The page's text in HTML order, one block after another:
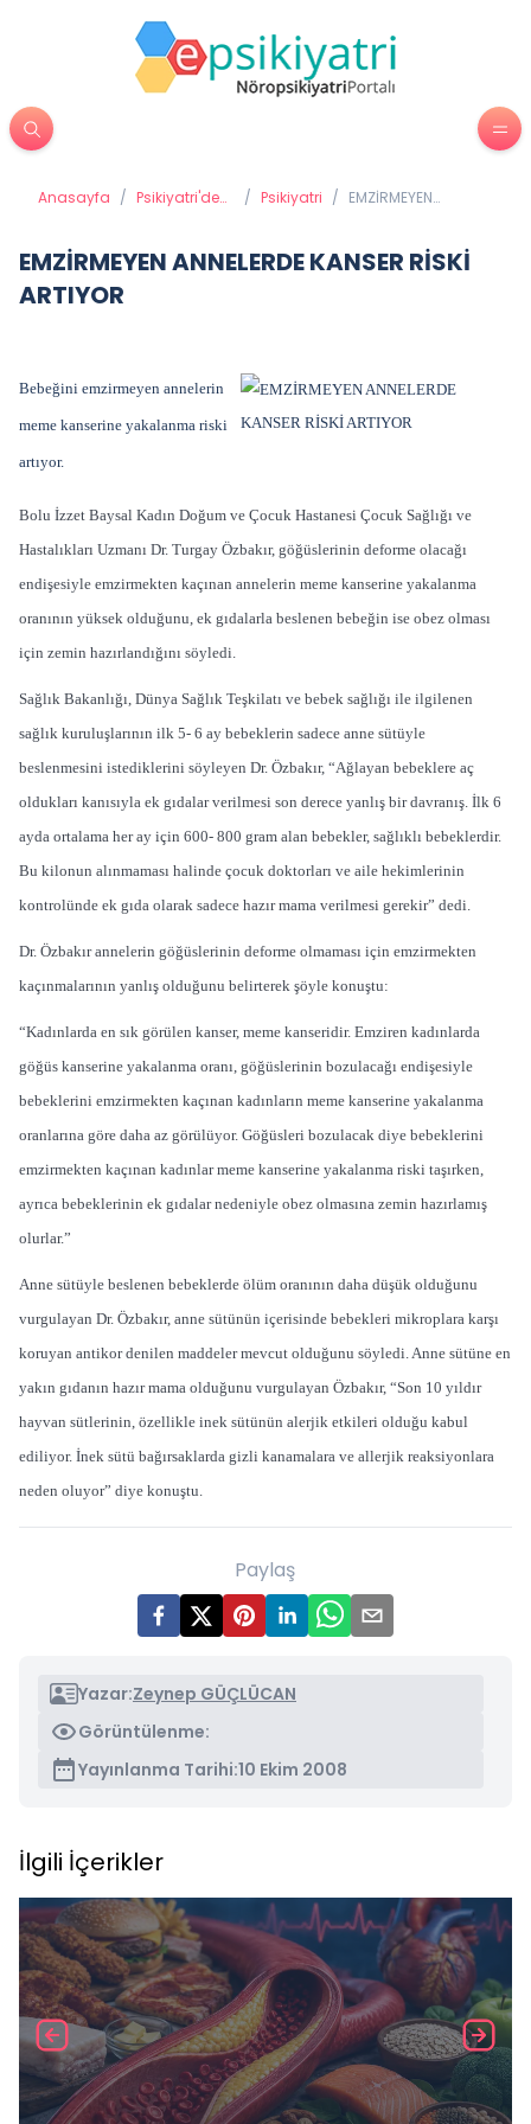
Anasayfa / Psikiyatri'de
/ Psikiyatri / EMZİRMEYEN
EMZİRMEYEN ANNELERDE KANSER RİSKİ
ARTIYOR
Bebeğini emzirmeyen annelerin
meme kanserine yakalanma riski
artıyor.
Bolu İzzet Baysal Kadın Doğum ve Çocuk Hastanesi Çocuk Sağlığı ve
Hastalıkları Uzmanı Dr. Turgay Özbakır, göğüslerinin deforme olacağı
endişesiyle emzirmekten kaçınan annelerin meme kanserine yakalanma
oranının yüksek olduğunu, ek gıdalarla beslenen bebeğin ise obez olması
için zemin hazırlandığını söyledi.
Sağlık Bakanlığı, Dünya Sağlık Teşkilatı ve bebek sağlığı ile ilgilenen
sağlık kuruluşlarının ilk 5- 6 ay bebeklerin sadece anne sütüyle
beslenmesini istediklerini söyleyen Dr. Özbakır, “Ağlayan bebeklere aç
oldukları kanısıyla ek gıdalar verilmesi son derece yanlış bir davranış. İlk 6
ayda ortalama her ay için 600- 800 gram alan bebekler, sağlıklı bebeklerdir.
Bu kilonun alınmaması halinde çocuk doktorları ve aile hekimlerinin
kontrolünde ek gıda olarak sadece hazır mama verilmesi gerekir” dedi.
Dr. Özbakır annelerin göğüslerinin deforme olmaması için emzirmekten
kaçınmalarının yanlış olduğunu belirterek şöyle konuştu:
“Kadınlarda en sık görülen kanser, meme kanseridir. Emziren kadınlarda
göğüs kanserine yakalanma oranı, göğüslerinin bozulacağı endişesiyle
bebeklerini emzirmekten kaçınan kadınların meme kanserine yakalanma
oranlarına göre daha az görülüyor. Göğüsleri bozulacak diye bebeklerini
emzirmekten kaçınan kadınlar meme kanserine yakalanma riski taşırken,
ayrıca bebeklerinin ek gıdalar nedeniyle obez olmasına zemin hazırlamış
olurlar.”
Anne sütüyle beslenen bebeklerde ölüm oranının daha düşük olduğunu
vurgulayan Dr. Özbakır, anne sütünün içerisinde bebekleri mikroplara karşı
koruyan antikor denilen maddeler mevcut olduğunu söyledi. Anne sütüne en
yakın gıdanın hazır mama olduğunu vurgulayan Özbakır, “Son 10 yıldır
hayvan sütlerinin, özellikle inek sütünün alerjik etkileri olduğu kabul
ediliyor. İnek sütü bağırsaklarda gizli kanamalara ve allerjik reaksiyonlara
neden oluyor” diye konuştu.
Paylaş
Yazar:Zeynep GÜÇLÜCAN
Görüntülenme:
Yayınlanma Tarihi:10 Ekim 2008
İlgili İçerikler